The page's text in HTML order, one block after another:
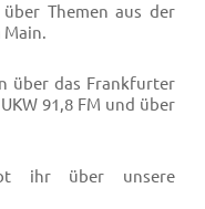
Themen aus der
über das Frankfurter
91,8 FM und über
ihr über unsere